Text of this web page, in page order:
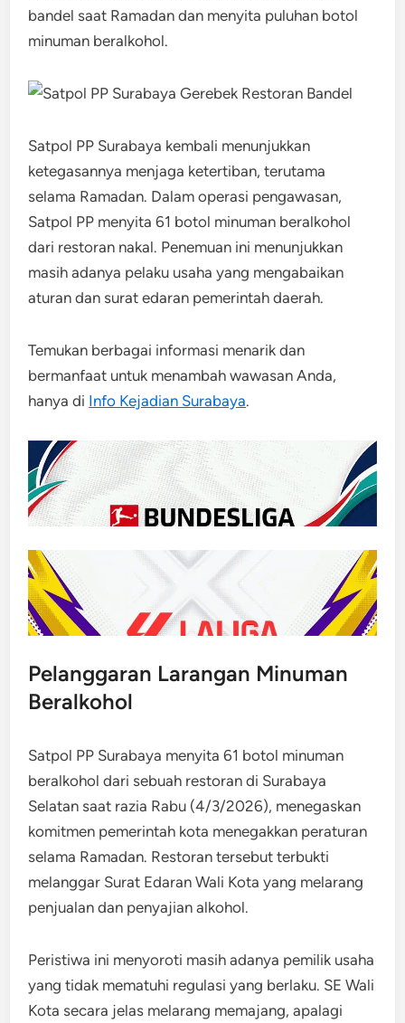
bandel saat Ramadan dan menyita puluhan botol
minuman beralkohol.
Satpol PP Surabaya kembali menunjukkan
ketegasannya menjaga ketertiban, terutama
selama Ramadan. Dalam operasi pengawasan,
Satpol PP menyita 61 botol minuman beralkohol
dari restoran nakal. Penemuan ini menunjukkan
masih adanya pelaku usaha yang mengabaikan
aturan dan surat edaran pemerintah daerah.
Temukan berbagai informasi menarik dan
bermanfaat untuk menambah wawasan Anda,
hanya di Info Kejadian Surabaya.
Pelanggaran Larangan Minuman
Beralkohol
Satpol PP Surabaya menyita 61 botol minuman
beralkohol dari sebuah restoran di Surabaya
Selatan saat razia Rabu (4/3/2026), menegaskan
komitmen pemerintah kota menegakkan peraturan
selama Ramadan. Restoran tersebut terbukti
melanggar Surat Edaran Wali Kota yang melarang
penjualan dan penyajian alkohol.
Peristiwa ini menyoroti masih adanya pemilik usaha
yang tidak mematuhi regulasi yang berlaku. SE Wali
Kota secara jelas melarang memajang, apalagi